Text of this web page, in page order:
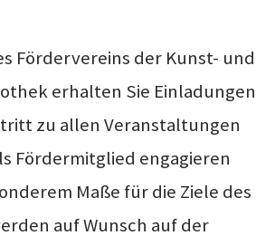
Fördervereins der Kunst- und
erhalten Sie Einladungen
zu allen Veranstaltungen
Fördermitglied engagieren
Maße für die Ziele des
auf Wunsch auf der